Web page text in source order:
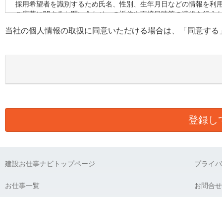
採用希望者を識別するため氏名、性別、生年月日などの情報を利
ご応募に関するお問い合わせへの返信や面接日時等の連絡を行
採用の検討のため健康状態、職務経歴、スキルシート、資格等の
E) 個人情報の取扱い業務の委託：
ります。この場合、個人情報を適切に取り扱っていると認めら
様の個人情報の漏洩防止に必要な事項を取決め、適切な管理を実
F) 個人情報提供の任意性：
G) 個人情報の開示請求について：
貴殿には、貴殿の個人情報の利用目的の通知、開示、内容の訂
の開示を要求する権利があります。必要な場合には、下記の窓口
当社の個人情報の取扱に同意いただける場合は、「同意す
建設お仕事ナビトップページ
お仕事一覧
プライ
お問合せ